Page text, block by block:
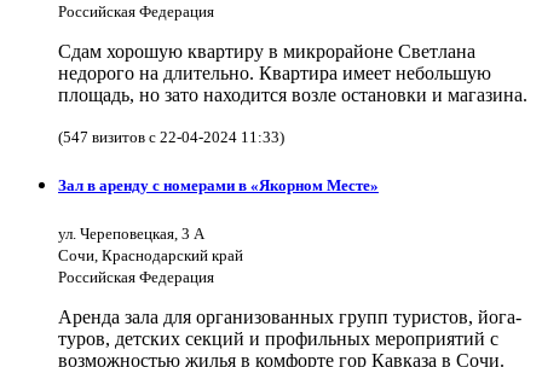
Российская Федерация
Сдам хорошую квартиру в микрорайоне Светлана
недорого на длительно. Квартира имеет небольшую
площадь, но зато находится возле остановки и магазина.
(547 визитов с 22-04-2024 11:33)
Зал в аренду с номерами в «Якорном Месте»
ул. Череповецкая, 3 А
Сочи, Краснодарский край
Российская Федерация
Аренда зала для организованных групп туристов, йога-
туров, детских секций и профильных мероприятий с
возможностью жилья в комфорте гор Кавказа в Сочи.